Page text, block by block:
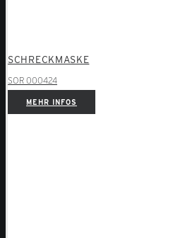
SCHRECKMASKE
SOR 000424
MEHR INFOS